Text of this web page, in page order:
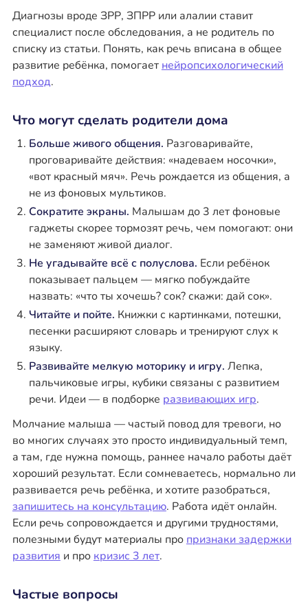
Диагнозы вроде ЗРР, ЗПРР или алалии ставит
специалист после обследования, а не родитель по
списку из статьи. Понять, как речь вписана в общее
развитие ребёнка, помогает нейропсихологический
подход.
Что могут сделать родители дома
Больше живого общения. Разговаривайте,
проговаривайте действия: «надеваем носочки»,
«вот красный мяч». Речь рождается из общения, а
не из фоновых мультиков.
Сократите экраны. Малышам до 3 лет фоновые
гаджеты скорее тормозят речь, чем помогают: они
не заменяют живой диалог.
Не угадывайте всё с полуслова. Если ребёнок
показывает пальцем — мягко побуждайте
назвать: «что ты хочешь? сок? скажи: дай сок».
Читайте и пойте. Книжки с картинками, потешки,
песенки расширяют словарь и тренируют слух к
языку.
Развивайте мелкую моторику и игру. Лепка,
пальчиковые игры, кубики связаны с развитием
речи. Идеи — в подборке развивающих игр.
Молчание малыша — частый повод для тревоги, но
во многих случаях это просто индивидуальный темп,
а там, где нужна помощь, раннее начало работы даёт
хороший результат. Если сомневаетесь, нормально ли
развивается речь ребёнка, и хотите разобраться,
запишитесь на консультацию. Работа идёт онлайн.
Если речь сопровождается и другими трудностями,
полезными будут материалы про признаки задержки
развития и про кризис 3 лет.
Частые вопросы